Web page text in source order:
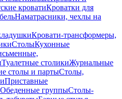
кроватиКроватки для
Наматрасники, чехлы на
Кровати-трансформеры,
СтолыКухонные
Туалетные столикиЖурнальные
столы и партыСтолы,
Приставные
Обеденные группыСтолы-